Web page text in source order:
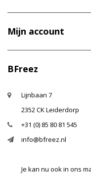
Mijn account
BFreez
Lijnbaan 7
2352 CK Leiderdorp
+31 (0) 85 80 81 545
info@bfreez.nl
Je kan nu ook in ons